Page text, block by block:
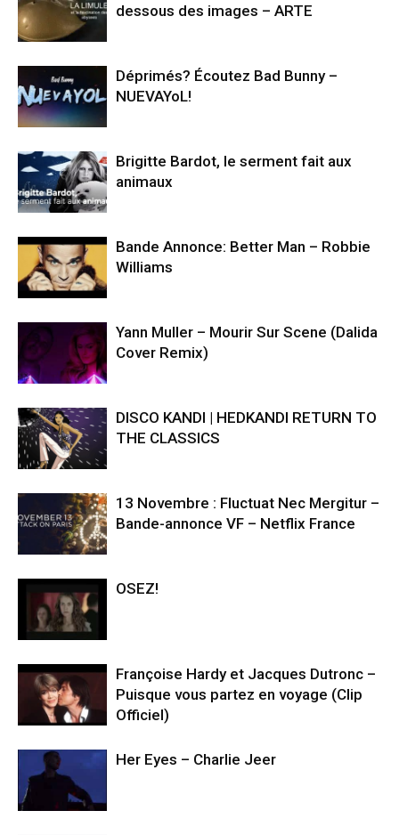
dessous des images – ARTE
Déprimés? Écoutez Bad Bunny –
NUEVAYoL!
Brigitte Bardot, le serment fait aux
animaux
Bande Annonce: Better Man – Robbie
Williams
Yann Muller – Mourir Sur Scene (Dalida
Cover Remix)
DISCO KANDI | HEDKANDI RETURN TO
THE CLASSICS
13 Novembre : Fluctuat Nec Mergitur –
Bande-annonce VF – Netflix France
OSEZ!
Françoise Hardy et Jacques Dutronc –
Puisque vous partez en voyage (Clip
Officiel)
Her Eyes – Charlie Jeer